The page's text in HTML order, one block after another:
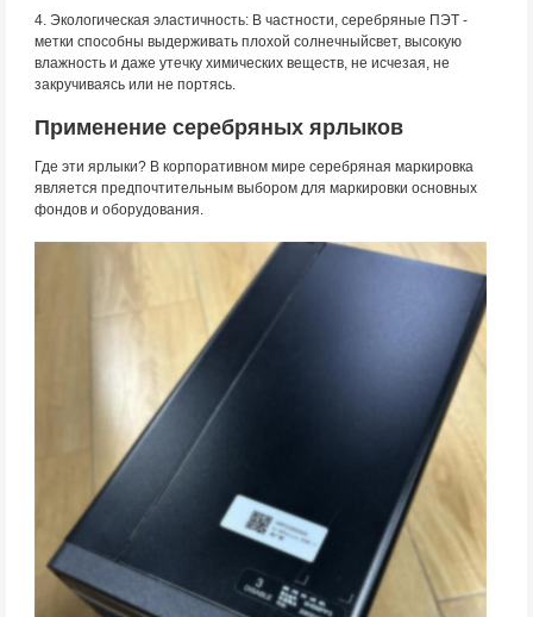
4. Экологическая эластичность: В частности, серебряные ПЭТ -
метки способны выдерживать плохой солнечныйсвет, высокую
влажность и даже утечку химических веществ, не исчезая, не
закручиваясь или не портясь.
Применение серебряных ярлыков
Где эти ярлыки? В корпоративном мире серебряная маркировка
является предпочтительным выбором для маркировки основных
фондов и оборудования.